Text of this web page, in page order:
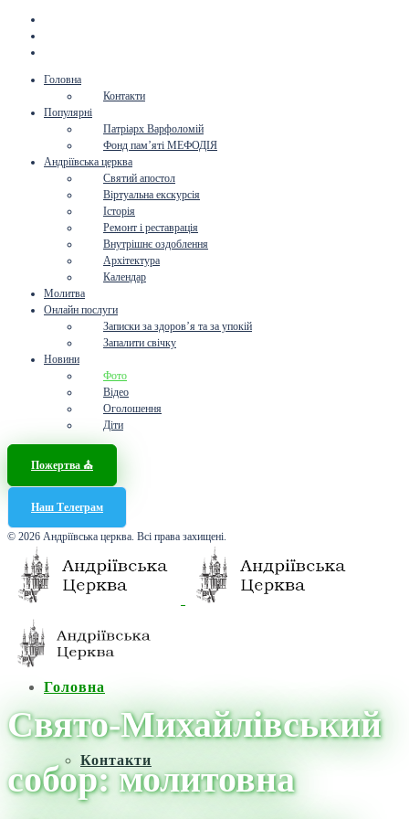
Головна
Контакти
Популярні
Патріарх Варфоломій
Фонд пам’яті МЕФОДІЯ
Андріївська церква
Святий апостол
Віртуальна екскурсія
Історія
Ремонт і реставрація
Внутрішнє оздоблення
Архітектура
Календар
Молитва
Онлайн послуги
Записки за здоров’я та за упокій
Запалити свічку
Новини
Фото
Відео
Оголошення
Діти
Пожертва ⛪️
Наш Телеграм
© 2026 Андріївська церква. Всі права захищені.
Головна
Контакти
Свято-Михайлівський
собор: молитовна